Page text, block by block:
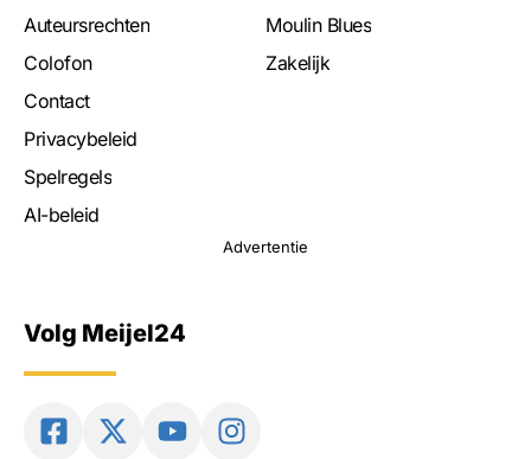
Auteursrechten
Colofon
Contact
Privacybeleid
Spelregels
AI-beleid
Moulin Blues
Zakelijk
Advertentie
Volg Meijel24